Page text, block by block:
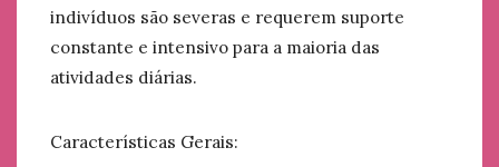
indivíduos são severas e requerem suporte
constante e intensivo para a maioria das
atividades diárias.
Características Gerais: